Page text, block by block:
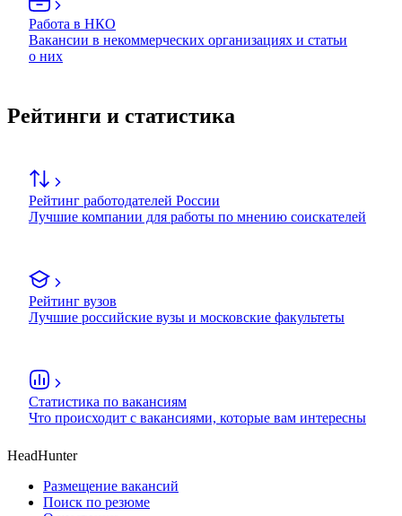
Работа в НКО
Вакансии в некоммерческих организациях и статьи
о них
Рейтинги и статистика
Рейтинг работодателей России
Лучшие компании для работы по мнению соискателей
Рейтинг вузов
Лучшие российские вузы и московские факультеты
Статистика по вакансиям
Что происходит с вакансиями, которые вам интересны
HeadHunter
Размещение вакансий
Поиск по резюме